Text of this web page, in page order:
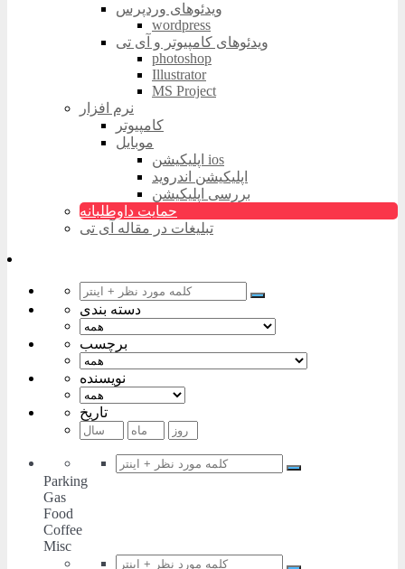
ویدئوهای وردپرس
wordpress
ویدئوهای کامپیوتر و آی تی
photoshop
Illustrator
MS Project
نرم افزار
کامپیوتر
موبایل
اپلیکیشن ios
اپلیکیشن اندروید
بررسی اپلیکیشن
حمایت داوطلبانه
تبلیغات در مقاله آی تی
دسته بندی
برچسب
نویسنده
تاریخ
Parking
Gas
Food
Coffee
Misc